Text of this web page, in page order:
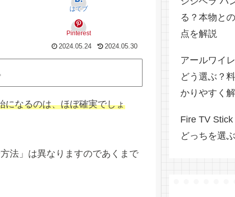
はてブ
Pinterest
2024.05.24
2024.05.30
になるのは、ほぼ確実でしょ
法」は異なりますのであくまで
る？本物と
点を解説
アールワイ
どう選ぶ？
かりやすく
Fire TV Stick
どっちを選